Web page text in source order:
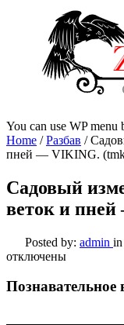
You can use WP
Home /Разбав /
пней — VIKING.
Садовый
веток и
Posted by: admin in
отключены
Познавательное